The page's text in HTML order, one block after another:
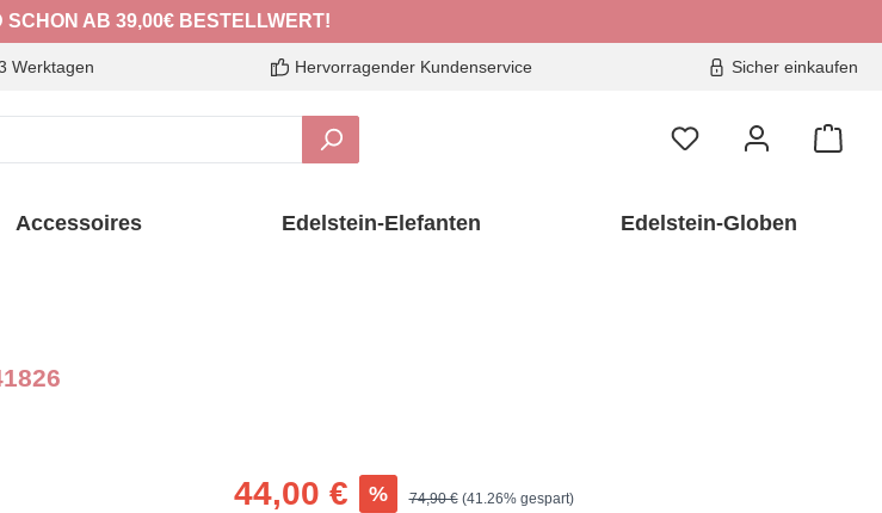
SCHON AB 39,00€ BESTELLWERT!
Werktagen Hervorragender Kundenservice Sicher einkaufen
Accessoires Edelstein-Elefanten Edelstein-Globen
Verkaufspreis:
44,00 € % Regulärer Preis:
74,90 € (41.26% gespart)